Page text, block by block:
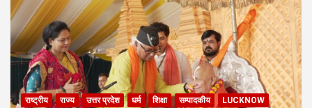
राष्ट्रीय राज्य उत्तर प्रदेश धर्म शिक्षा सम्पादकीय
LUCKNOW